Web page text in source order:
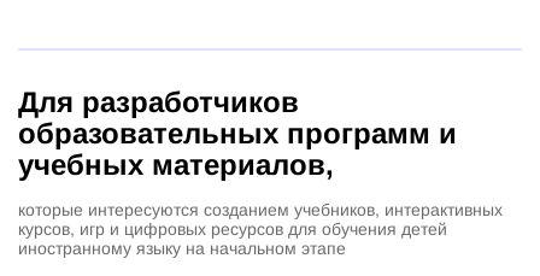
Для разработчиков
образовательных программ и
учебных материалов,
которые интересуются созданием учебников, интерактивных
курсов, игр и цифровых ресурсов для обучения детей
иностранному языку на начальном этапе